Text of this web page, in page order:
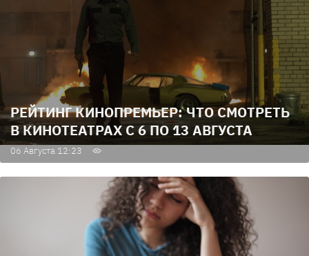
РЕЙТИНГ КИНОПРЕМЬЕР: ЧТО СМОТРЕТЬ
В КИНОТЕАТРАХ С 6 ПО 13 АВГУСТА
06 Августа 12:23